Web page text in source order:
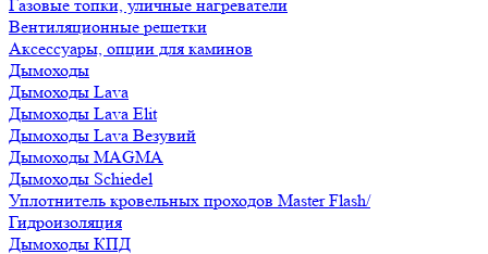
Газовые топки, уличные нагреватели
Вентиляционные решетки
Аксессуары, опции для каминов
Дымоходы
Дымоходы Lava
Дымоходы Lava Elit
Дымоходы Lava Везувий
Дымоходы MAGMA
Дымоходы Schiedel
Уплотнитель кровельных проходов Master Flash/
Гидроизоляция
Дымоходы КПД